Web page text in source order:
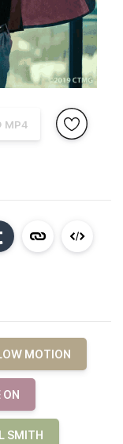
MP4
MOTION
ON
SMITH